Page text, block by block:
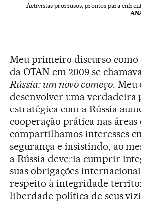
Activistas prorrusos, prontos para
Meu primeiro discurso como
da OTAN em 2009 se
Rússia: um novo começo. Meu
desenvolver uma verdadeira
estratégica com a Rússia
cooperação prática nas áreas
compartilhamos interesses
segurança e insistindo, ao
a Rússia deveria cumprir
suas obrigações
respeito à integridade
liberdade política de seus